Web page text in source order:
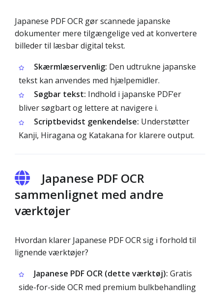
Japanese PDF OCR gør scannede japanske
dokumenter mere tilgængelige ved at konvertere
billeder til læsbar digital tekst.
Skærmlæservenlig: Den udtrukne japanske
tekst kan anvendes med hjælpemidler.
Søgbar tekst: Indhold i japanske PDF’er
bliver søgbart og lettere at navigere i.
Scriptbevidst genkendelse: Understøtter
Kanji, Hiragana og Katakana for klarere output.
Japanese PDF OCR
sammenlignet med andre
værktøjer
Hvordan klarer Japanese PDF OCR sig i forhold til
lignende værktøjer?
Japanese PDF OCR (dette værktøj): Gratis
side-for-side OCR med premium bulkbehandling